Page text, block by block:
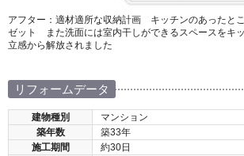
アフター：適材適所な収納計画 キッチンのあったと
ゼット また洗面には室内干しができるスペースをキ
立感から解放されました
リフォームデータ
建物種別
マンション
築年数
築33年
施工期間
約30日